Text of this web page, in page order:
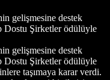
gelişmesine destek
Dostu Şirketler ödülüyle
gelişmesine destek
Dostu Şirketler ödülüyle
taşımaya karar verdi.